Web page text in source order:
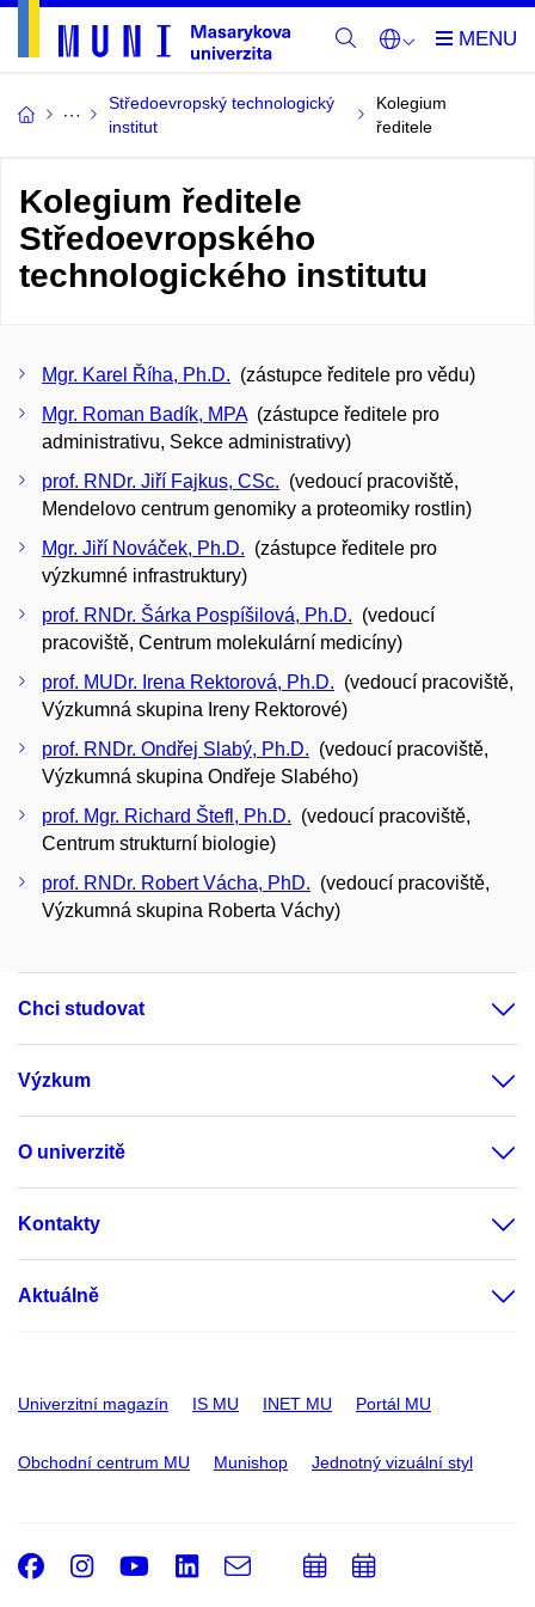
Středoevropský technologický
institut
Kolegium
ředitele
Kolegium ředitele
Středoevropského
technologického institutu
Mgr. Karel Říha, Ph.D. (zástupce ředitele pro vědu)
Mgr. Roman Badík, MPA(zástupce ředitele pro
administrativu, Sekce administrativy)
prof. RNDr. Jiří Fajkus, CSc. (vedoucí pracoviště,
Mendelovo centrum genomiky a proteomiky rostlin)
Mgr. Jiří Nováček, Ph.D. (zástupce ředitele pro
výzkumné infrastruktury)
prof. RNDr. Šárka Pospíšilová, Ph.D. (vedoucí
pracoviště, Centrum molekulární medicíny)
prof. MUDr. Irena Rektorová, Ph.D. (vedoucí pracoviště,
Výzkumná skupina Ireny Rektorové)
prof. RNDr. Ondřej Slabý, Ph.D. (vedoucí pracoviště,
Výzkumná skupina Ondřeje Slabého)
prof. Mgr. Richard Štefl, Ph.D. (vedoucí pracoviště,
Centrum strukturní biologie)
prof. RNDr. Robert Vácha, PhD. (vedoucí pracoviště,
Výzkumná skupina Roberta Váchy)
Chci studovat
Výzkum
O univerzitě
Kontakty
Aktuálně
Univerzitní magazín IS MU INET MU Portál MU
Obchodní centrum MU Munishop Jednotný vizuální styl
Facebook
Instagram
Youtube
LinkedIn
e-
PřidatPřidat